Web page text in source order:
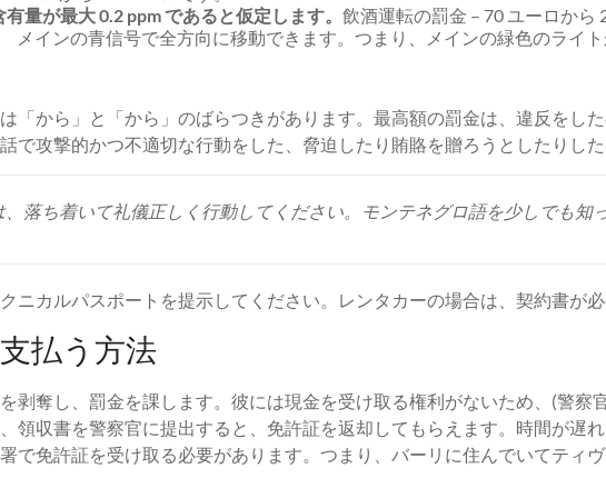
量が最大 0.2 ppm であると仮定します。 飲酒運転の罰金 – 70 ユーロから
メインの青信号で全方向に移動できます。つまり、メインの緑色のライ
「から」と「から」のばらつきがあります。最高額の罰金は、違反をし
で攻撃的かつ不適切な行動をした、脅迫したり賄賂を贈ろうとしたりし
落ち着いて礼儀正しく行動してください。モンテネグロ語を少しでも知
ニカルパスポートを提示してください。レンタカーの場合は、契約書が
払う方法
剥奪し、罰金を課します。彼には現金を受け取る権利がないため、(警察
領収書を警察官に提出すると、免許証を返却してもらえます。時間が遅
で免許証を受け取る必要があります。つまり、バーリに住んでいてティ